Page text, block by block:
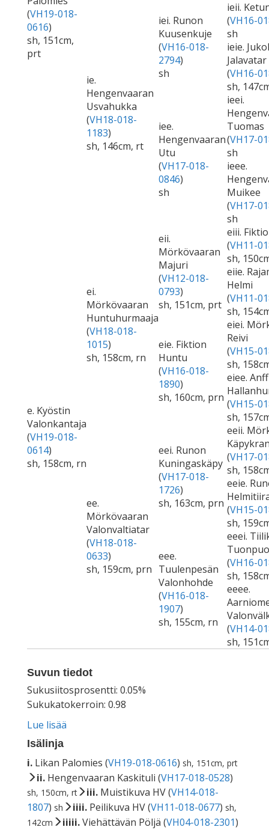
(VH19-018-
0616)
sh, 151cm,
prt
ie.
Hengenvaaran
Usvahukka
(VH18-018-
1183)
sh, 146cm, rt
iei. Runon
Kuusenkuje
(VH16-018-
2794)
sh
ieii.
(VH16-
sh
ieie.
Jalavatar
(VH16-
sh,
iee.
Hengenvaaran
Utu
(VH17-018-
0846)
sh
ieei.
Tuomas
(VH17-
sh
ieee.
Muikee
(VH17-
sh
e. Kyöstin
Valonkantaja
(VH19-018-
0614)
sh, 158cm, rn
ei.
Mörkövaaran
Huntuhurmaaja
(VH18-018-
1015)
sh, 158cm, rn
eii.
Mörkövaaran
Majuri
(VH12-018-
0793)
sh, 151cm, prt
eiii.
(VH11-
sh,
eiie.
Helmi
(VH11-
sh,
eie. Fiktion
Huntu
(VH16-018-
1890)
sh, 160cm, prn
eiei.
Reivi
(VH15-
sh,
eiee.
(VH15-
sh,
ee.
Mörkövaaran
Valonvaltiatar
(VH18-018-
0633)
sh, 159cm, prn
eei. Runon
Kuningaskäpy
(VH17-018-
1726)
sh, 163cm, prn
eeii.
(VH17-
sh,
eeie.
(VH15-
sh,
eee.
Tuulenpesän
Valonhohde
(VH16-018-
1907)
sh, 155cm, rn
eeei.
(VH16-
sh,
eeee.
(VH14-
sh,
Suvun tiedot
Sukusiitosprosentti: 0.05%
Sukukatokerroin: 0.98
Lue lisää
Isälinja
i. Likan Palomies (VH19-018-0616) sh, 151cm, prt
ii. Hengenvaaran Kaskituli (VH17-018-0528)
sh, 150cm, rt iii. Muistikuva HV (VH14-018-
1807) sh iiii. Peilikuva HV (VH11-018-0677) sh,
142cm
iiiii.Viehättävän Pöljä (VH04-018-2301)